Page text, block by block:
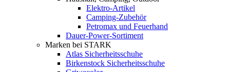
Elektro-Artikel
Camping-Zubehör
Petromax und Feuerhand
Dauer-Power-Sortiment
Marken bei STARK
Atlas Sicherheitsschuhe
Birkenstock Sicherheitsschuhe